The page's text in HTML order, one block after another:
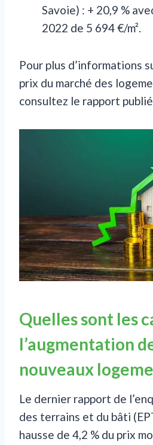
Savoie) : + 20,9 %
2022 de 5 694 €/m².
Pour plus d’informations
prix du marché des
consultez le rapport
Quelles sont les
l’augmentation
nouveaux
Le dernier rapport de
des terrains et du bâti
hausse de 4,2 % du prix